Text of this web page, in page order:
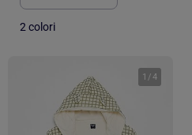
2 colori
1 /4